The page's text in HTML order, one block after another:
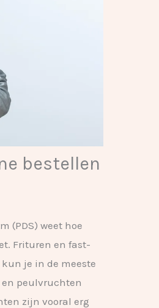
bestellen
(PDS) weet hoe
Frituren en fast-
je in de meeste
peulvruchten
zijn vooral erg